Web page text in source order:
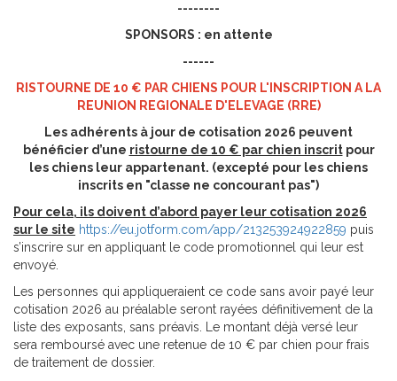
--------
SPONSORS : en attente
------
RISTOURNE DE 10 € PAR CHIENS POUR L'INSCRIPTION A LA
REUNION REGIONALE D'ELEVAGE (RRE)
Les adhérents à jour de cotisation 2026 peuvent
bénéficier d’une ristourne de 10 € par chien inscritpour
les chiens leur appartenant. (excepté pour les chiens
inscrits en "classe ne concourant pas")
Pour cela, ils doivent d’abord payer leur cotisation 2026
sur le site https://eu.jotform.com/app/213253924922859 puis
s’inscrire sur en appliquant le code promotionnel qui leur est
envoyé.
Les personnes qui appliqueraient ce code sans avoir payé leur
cotisation 2026 au préalable seront rayées définitivement de la
liste des exposants, sans préavis. Le montant déjà versé leur
sera remboursé avec une retenue de 10 € par chien pour frais
de traitement de dossier.